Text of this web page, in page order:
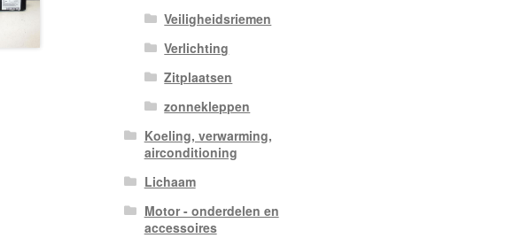
Veiligheidsriemen
Verlichting
Zitplaatsen
zonnekleppen
Koeling, verwarming,
airconditioning
Lichaam
Motor - onderdelen en
accessoires